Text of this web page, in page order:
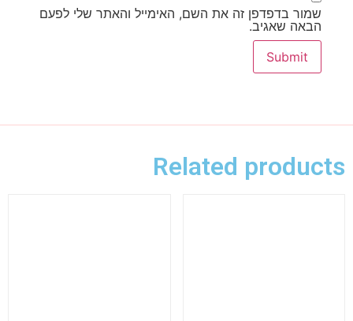
שמור בדפדפן זה את השם, האימייל והאתר שלי לפעם
הבאה שאגיב.
Related products